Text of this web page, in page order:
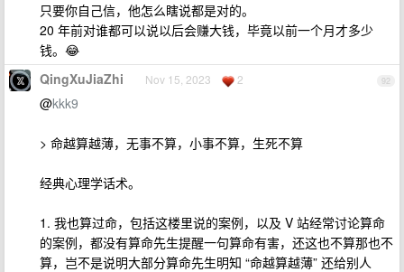
只要你自己信，他怎么瞎说都是对的。
20 年前对谁都可以说以后会赚大钱，毕竟以前一个月才多少
钱。😂
92
QingXuJiaZhi Nov 15, 2023 2
@kkk9
> 命越算越薄，无事不算，小事不算，生死不算
经典心理学话术。
1. 我也算过命，包括这楼里说的案例，以及 V 站经常讨论算命
的案例，都没有算命先生提醒一句算命有害，还这也不算那也不
算，岂不是说明大部分算命先生明知 “命越算越薄” 还给别人